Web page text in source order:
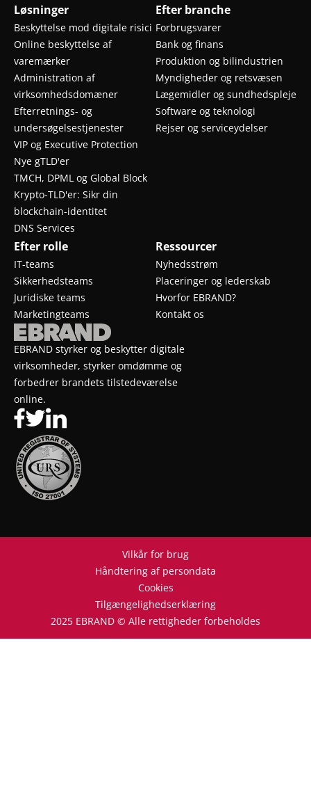
EBRAND styrker og beskytter digitale
virksomheder, styrker omdømme og
forbedrer brandets tilstedeværelse
online.
Løsninger
Beskyttelse mod digitale risici
Online beskyttelse af
varemærker
Administration af
virksomhedsdomæner
Efterretnings- og
undersøgelsestjenester
VIP og Executive Protection
Nye gTLD'er
TMCH, DPML og Global Block
Krypto-TLD'er: Sikr din
blockchain-identitet
DNS Services
Efter branche
Forbrugsvarer
Bank og finans
Produktion og bilindustrien
Myndigheder og retsvæsen
Lægemidler og sundhedspleje
Software og teknologi
Rejser og serviceydelser
Efter rolle
IT-teams
Sikkerhedsteams
Juridiske teams
Marketingteams
Ressourcer
Nyhedsstrøm
Placeringer og lederskab
Hvorfor EBRAND?
Kontakt os
2025 EBRAND © Alle rettigheder forbeholdes
Vilkår for brug
Håndtering af persondata
Cookies
Tilgængelighedserklæring